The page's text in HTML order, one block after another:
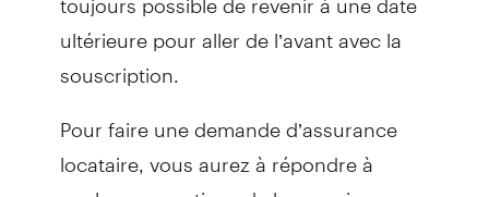
ultérieure pour aller de l’avant avec la
souscription.
Pour faire une demande d’assurance
locataire, vous aurez à répondre à